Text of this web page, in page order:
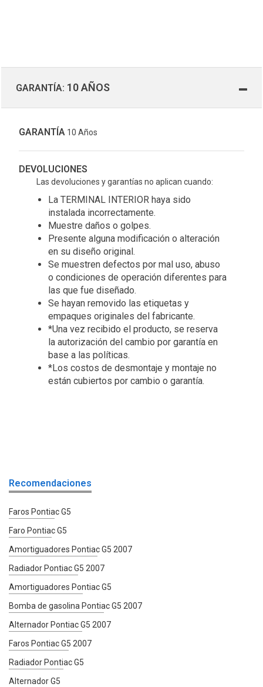
GARANTÍA: 10 AÑOS
GARANTÍA 10 Años
DEVOLUCIONES
Las devoluciones y garantías no aplican cuando:
La TERMINAL INTERIOR haya sido
instalada incorrectamente.
Muestre daños o golpes.
Presente alguna modificación o alteración
en su diseño original.
Se muestren defectos por mal uso, abuso
o condiciones de operación diferentes para
las que fue diseñado.
Se hayan removido las etiquetas y
empaques originales del fabricante.
*Una vez recibido el producto, se reserva
la autorización del cambio por garantía en
base a las políticas.
*Los costos de desmontaje y montaje no
están cubiertos por cambio o garantía.
Recomendaciones
Faros Pontiac G5
Faro Pontiac G5
Amortiguadores Pontiac G5 2007
Radiador Pontiac G5 2007
Amortiguadores Pontiac G5
Bomba de gasolina Pontiac G5 2007
Alternador Pontiac G5 2007
Faros Pontiac G5 2007
Radiador Pontiac G5
Alternador G5